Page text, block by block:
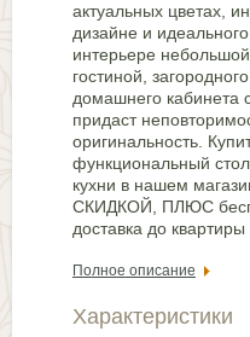
актуальных цветах,
дизайне и
интерьере небольшой
гостиной,
домашнего кабинета
придаст
оригинальность.
функциональный
кухни в нашем
СКИДКОЙ, ПЛЮС
доставка до
Полное описание
Характеристики